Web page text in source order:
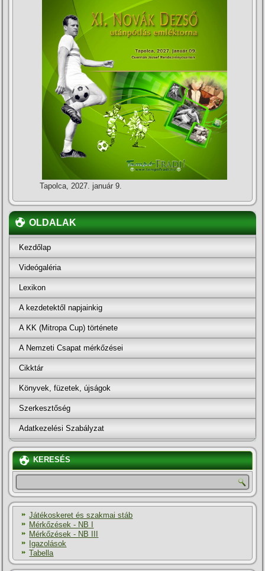
Tapolca, 2027. január 9.
OLDALAK
Kezdőlap
Videógaléria
Lexikon
A kezdetektől napjainkig
A KK (Mitropa Cup) története
A Nemzeti Csapat mérkőzései
Cikktár
Könyvek, füzetek, újságok
Szerkesztőség
Adatkezelési Szabályzat
KERESÉS
Játékoskeret és szakmai stáb
Mérkőzések - NB I
Mérkőzések - NB III
Igazolások
Tabella